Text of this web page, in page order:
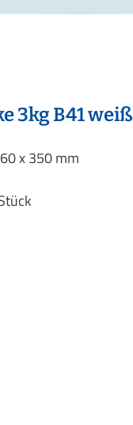
3kg B41 weiß
x 350 mm